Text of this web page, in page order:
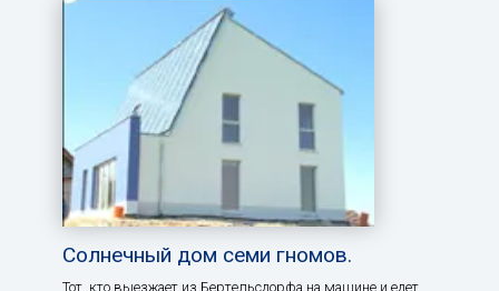
Солнечный дом семи гномов.
Тот, кто выезжает из Бертельсдорфа на машине и едет